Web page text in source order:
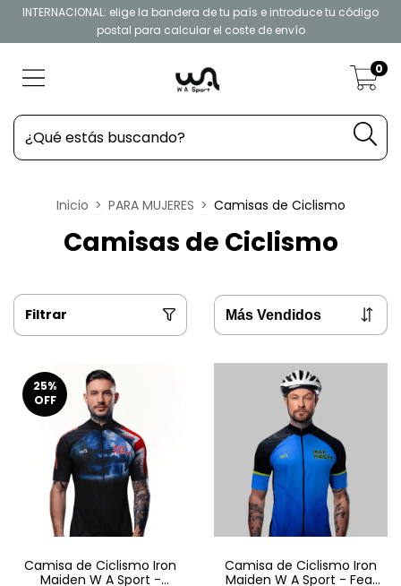
INTERNACIONAL: elige la bandera de tu país e introduce tu código
postal para calcular el coste de envío
0
Inicio > PARA MUJERES > Camisas de Ciclismo
Camisas de Ciclismo
Filtrar
25%
OFF
Camisa de Ciclismo Iron
Maiden W A Sport -
Camisa de Ciclismo Iron
Maiden W A Sport - Fear